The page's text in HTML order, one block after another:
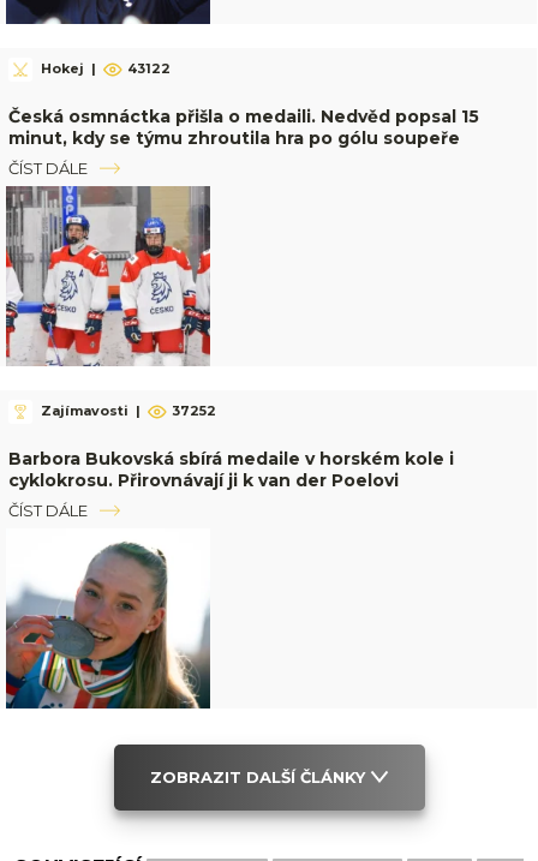
Hokej | 43122
Česká osmnáctka přišla o medaili. Nedvěd popsal 15
minut, kdy se týmu zhroutila hra po gólu soupeře
ČÍST DÁLE
Zajímavosti | 37252
Barbora Bukovská sbírá medaile v horském kole i
cyklokrosu. Přirovnávají ji k van der Poelovi
ČÍST DÁLE
ZOBRAZIT DALŠÍ ČLÁNKY